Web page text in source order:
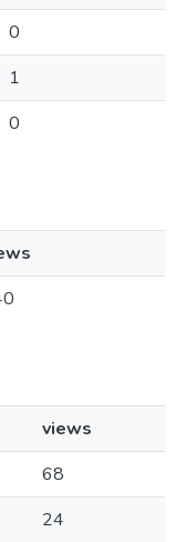
0
1
0
views
68
24